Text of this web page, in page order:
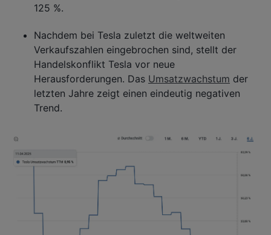
125 %.
Nachdem bei Tesla zuletzt die weltweiten
Verkaufszahlen eingebrochen sind, stellt der
Handelskonflikt Tesla vor neue
Herausforderungen. Das Umsatzwachstum der
letzten Jahre zeigt einen eindeutig negativen
Trend.